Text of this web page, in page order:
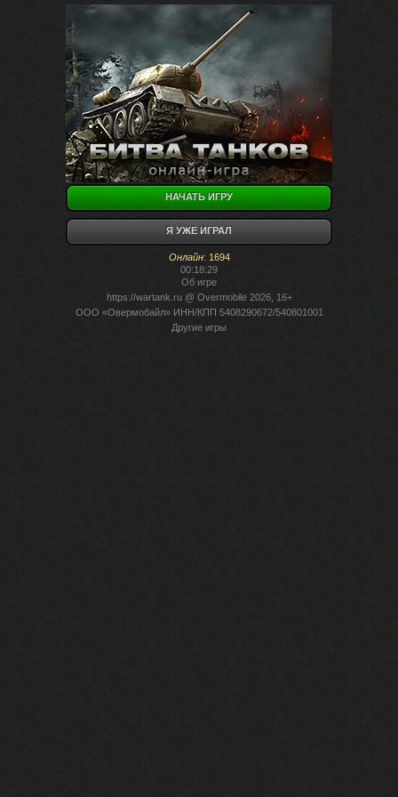
НАЧАТЬ ИГРУ
Я УЖЕ ИГРАЛ
Онлайн: 1694
00:18:29
Об игре
https://wartank.ru@ Overmobile 2026, 16+
ООО «Овермобайл» ИНН/КПП 5408290672/540801001
Другие игры